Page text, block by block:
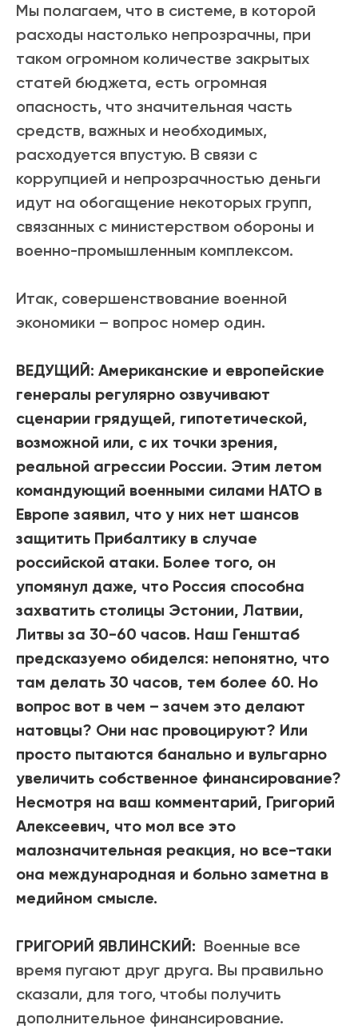
Мы полагаем, что в системе, в которой
расходы настолько непрозрачны, при
таком огромном количестве закрытых
статей бюджета, есть огромная
опасность, что значительная часть
средств, важных и необходимых,
расходуется впустую. В связи с
коррупцией и непрозрачностью деньги
идут на обогащение некоторых групп,
связанных с министерством обороны и
военно-промышленным комплексом.
Итак, совершенствование военной
экономики – вопрос номер один.
ВЕДУЩИЙ: Американские и европейские
генералы регулярно озвучивают
сценарии грядущей, гипотетической,
возможной или, с их точки зрения,
реальной агрессии России. Этим летом
командующий военными силами НАТО в
Европе заявил, что у них нет шансов
защитить Прибалтику в случае
российской атаки. Более того, он
упомянул даже, что Россия способна
захватить столицы Эстонии, Латвии,
Литвы за 30-60 часов. Наш Генштаб
предсказуемо обиделся: непонятно, что
там делать 30 часов, тем более 60. Но
вопрос вот в чем – зачем это делают
натовцы? Они нас провоцируют? Или
просто пытаются банально и вульгарно
увеличить собственное финансирование?
Несмотря на ваш комментарий, Григорий
Алексеевич, что мол все это
малозначительная реакция, но все-таки
она международная и больно заметна в
медийном смысле.
ГРИГОРИЙ ЯВЛИНСКИЙ: Военные все
время пугают друг друга. Вы правильно
сказали, для того, чтобы получить
дополнительное финансирование.